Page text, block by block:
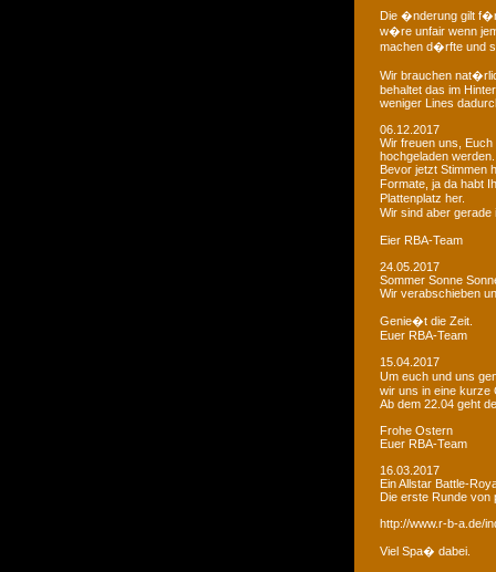
Die �nderung gilt f�r
w�re unfair wenn
machen d�rfte und
Wir brauchen
behaltet das im
weniger Lines
06.12.2017
Wir freuen uns,
hochgeladen werden.
Bevor jetzt Stimmen
Formate, ja da habt
Plattenplatz her.
Wir sind aber
Eier RBA-Team
24.05.2017
Sommer Sonne
Wir verabschieben
Genie�t die Zeit.
Euer RBA-Team
15.04.2017
Um euch und uns
wir uns in eine kurze
Ab dem 22.04 geht
Frohe Ostern
Euer RBA-Team
16.03.2017
Ein Allstar Battle-
Die erste Runde von
http://www.r-b-a.de/
Viel Spa� dabei.